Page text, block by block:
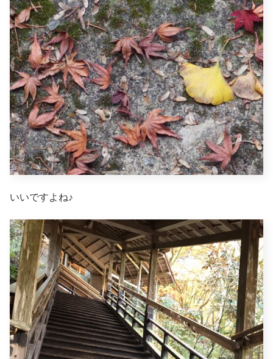
いいですよね♪